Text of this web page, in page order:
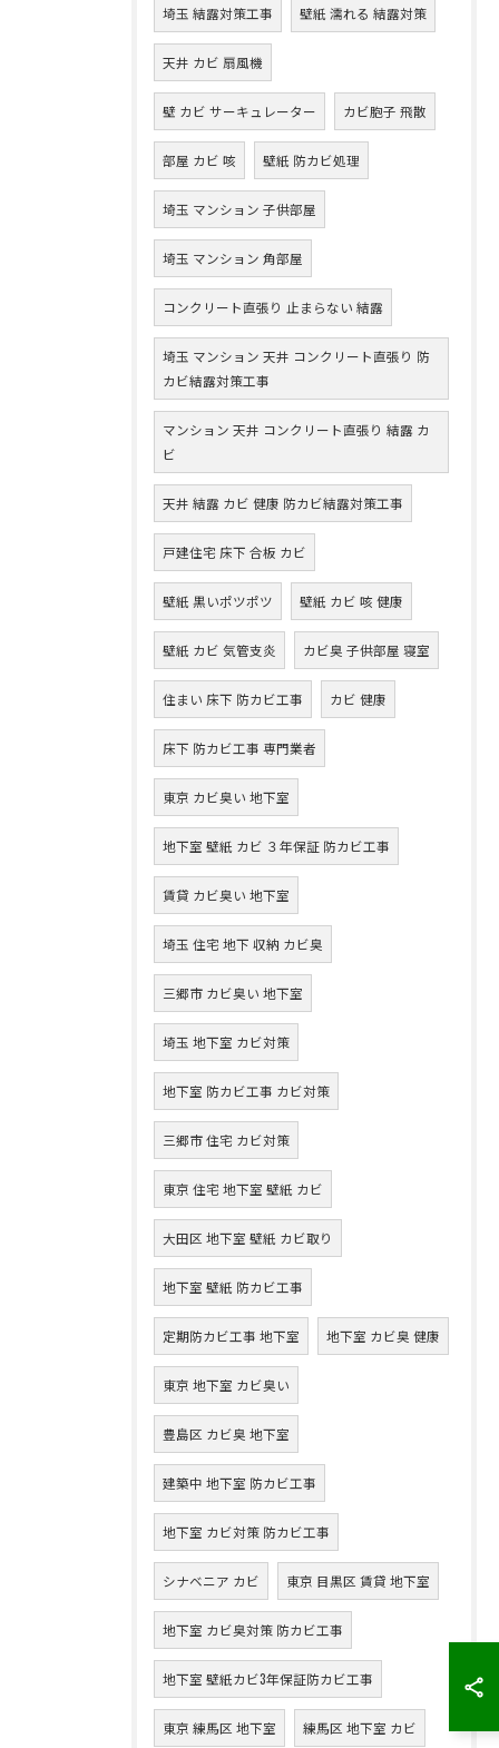
埼玉 結露対策工事 壁紙 濡れる 結露対策
天井 カビ 扇風機
壁 カビ サーキュレーター カビ胞子 飛散
部屋 カビ 咳 壁紙 防カビ処理
埼玉 マンション 子供部屋
埼玉 マンション 角部屋
コンクリート直張り 止まらない 結露
埼玉 マンション 天井 コンクリート直張り 防
カビ結露対策工事
マンション 天井 コンクリート直張り 結露 カ
ビ
天井 結露 カビ 健康 防カビ結露対策工事
戸建住宅 床下 合板 カビ
壁紙 黒いポツポツ 壁紙 カビ 咳 健康
壁紙 カビ 気管支炎 カビ臭 子供部屋 寝室
住まい 床下 防カビ工事 カビ 健康
床下 防カビ工事 専門業者
東京 カビ臭い 地下室
地下室 壁紙 カビ ３年保証 防カビ工事
賃貸 カビ臭い 地下室
埼玉 住宅 地下 収納 カビ臭
三郷市 カビ臭い 地下室
埼玉 地下室 カビ対策
地下室 防カビ工事 カビ対策
三郷市 住宅 カビ対策
東京 住宅 地下室 壁紙 カビ
大田区 地下室 壁紙 カビ取り
地下室 壁紙 防カビ工事
定期防カビ工事 地下室 地下室 カビ臭 健康
東京 地下室 カビ臭い
豊島区 カビ臭 地下室
建築中 地下室 防カビ工事
地下室 カビ対策 防カビ工事
シナベニア カビ 東京 目黒区 賃貸 地下室
地下室 カビ臭対策 防カビ工事
地下室 壁紙カビ3年保証防カビ工事
東京 練馬区 地下室 練馬区 地下室 カビ